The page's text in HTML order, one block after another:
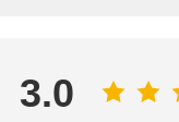
3.0